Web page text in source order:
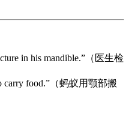
in his mandible.”（医生检
carry food.”（蚂蚁用颚部搬